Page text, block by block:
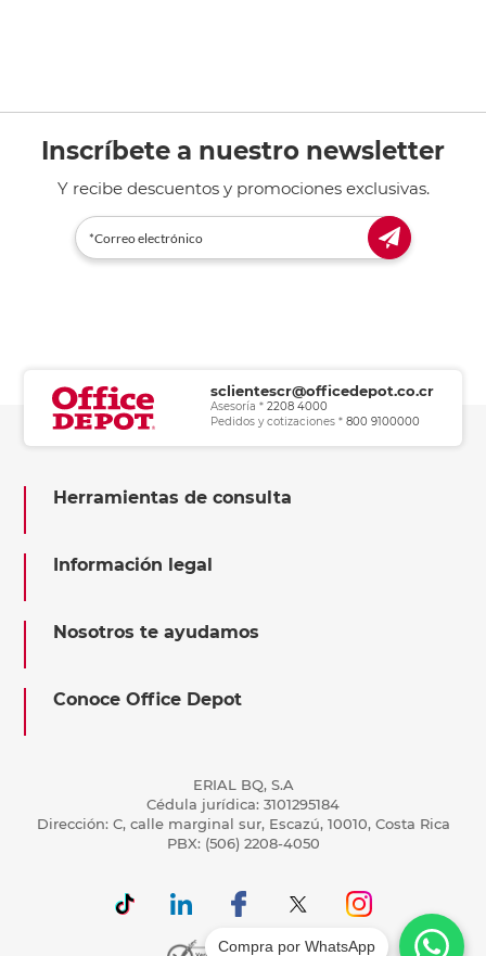
Inscríbete a nuestro newsletter
Y recibe descuentos y promociones exclusivas.
sclientescr@officedepot.co.cr
Asesoría *2208 4000
Pedidos y cotizaciones *800 9100000
Herramientas de consulta
Información legal
Nosotros te ayudamos
Conoce Office Depot
ERIAL BQ, S.A
Cédula jurídica: 3101295184
Dirección: C, calle marginal sur, Escazú, 10010, Costa Rica
PBX: (506) 2208-4050
Compra por WhatsApp